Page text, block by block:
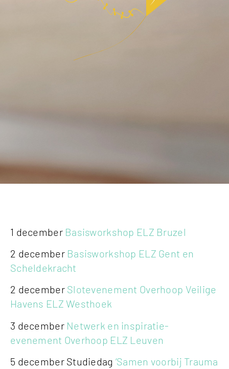
1 december Basisworkshop ELZ Bruzel
2 december Basisworkshop ELZ Gent en
Scheldekracht
2 december Slotevenement Overhoop Veilige
Havens ELZ Westhoek
3 december Netwerk en inspiratie-
evenement Overhoop ELZ Leuven
5 december Studiedag ‘Samen voorbij Trauma